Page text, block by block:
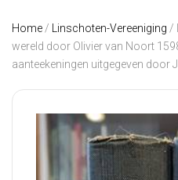
Home / Linschoten-Vereeniging /
wereld door Olivier van Noort
aanteekeningen uitgegeven door